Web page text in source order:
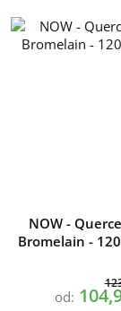
NOW -
Bromelain -
od: